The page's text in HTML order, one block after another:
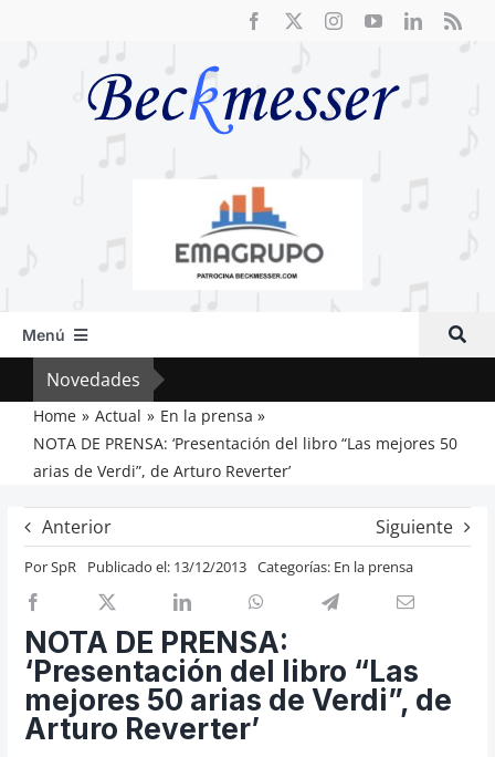
Menú
Inicio
Actual
Artículos
Previos de ópera
Entrevistas
Recomendación
Cosas de Beckmesser
Nosotros y privacidad
Buscar:
Novedades
Home Actual
En la prensa
NOTA DE PRENSA: ‘Presentación del libro “Las mejores 50
arias de Verdi”, de Arturo Reverter’
Anterior Siguiente
PorSpR Publicado el: 13/12/2013 Categorías: En la prensa
NOTA DE PRENSA:
‘Presentación del libro “Las
mejores 50 arias de Verdi”, de
Arturo Reverter’